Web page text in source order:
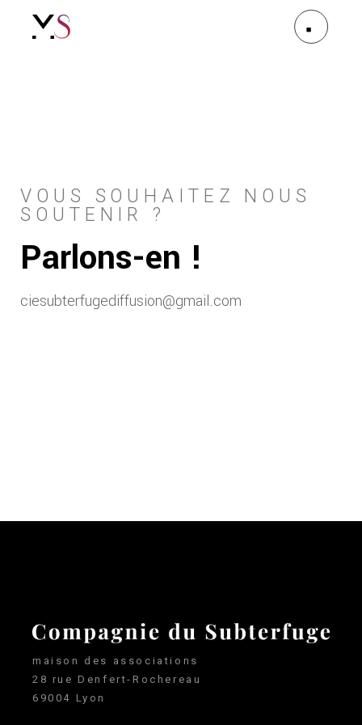
VOUS SOUHAITEZ NOUS
SOUTENIR ?
Parlons-en !
ciesubterfugediffusion@gmail.com
maison des associations
28 rue Denfert-Rochereau
69004 Lyon